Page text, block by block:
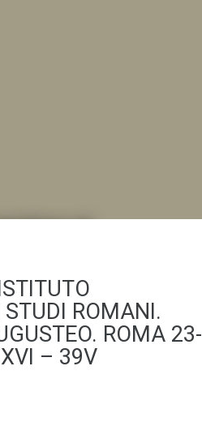
LE IMMAGINI
ROMANI.
ROMA 23-
– 39V